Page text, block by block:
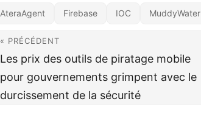
AteraAgent Firebase IOC MuddyWater
« PRÉCÉDENT
Les prix des outils de piratage mobile
pour gouvernements grimpent avec le
durcissement de la sécurité